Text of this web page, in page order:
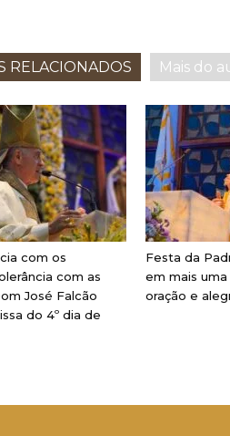
RELACIONADOS Mais do
com os
com as
José Falcão
do 4º dia de
Festa da
em mais
oração e